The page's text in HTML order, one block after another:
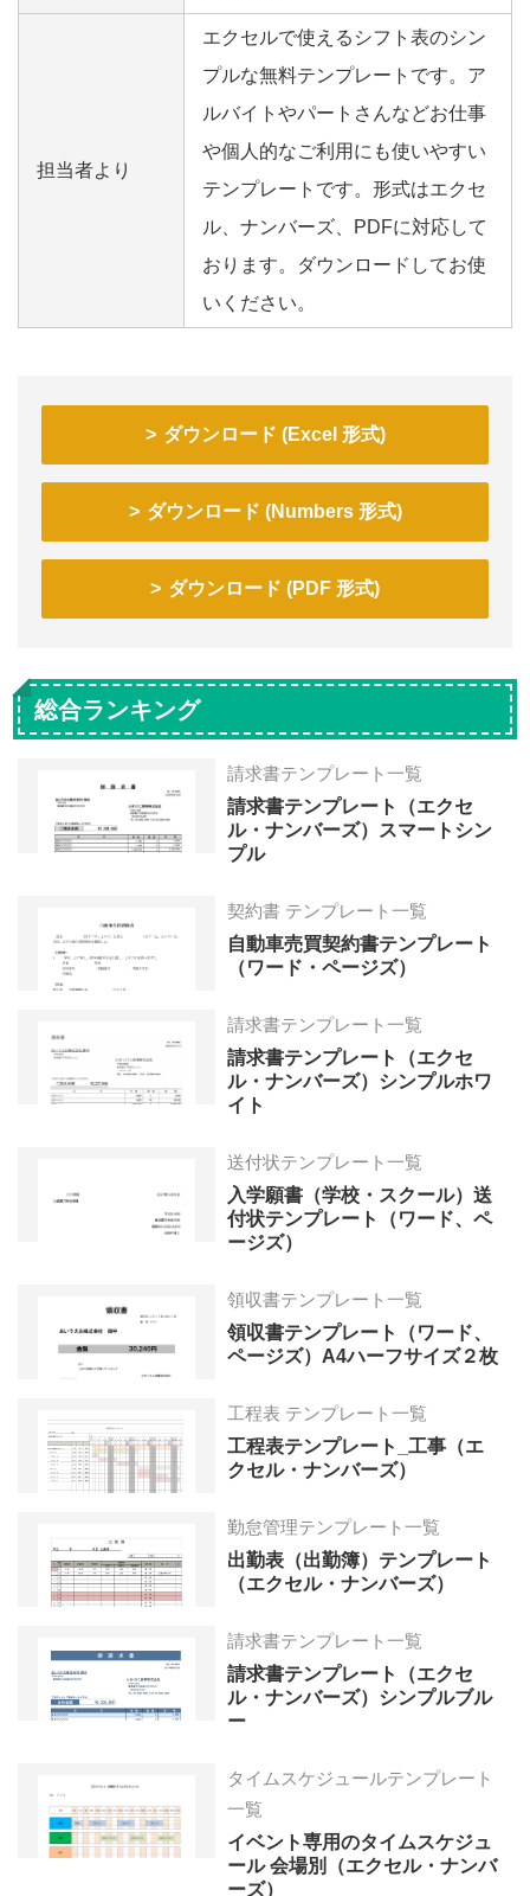
担当者より
エクセルで使えるシフト表のシン
プルな無料テンプレートです。ア
ルバイトやパートさんなどお仕事
や個人的なご利用にも使いやすい
テンプレートです。形式はエクセ
ル、ナンバーズ、PDFに対応して
おります。ダウンロードしてお使
いください。
ダウンロード (Excel 形式)
ダウンロード (Numbers 形式)
ダウンロード (PDF 形式)
総合ランキング
請求書テンプレート一覧
請求書テンプレート（エクセ
ル・ナンバーズ）スマートシン
プル
契約書 テンプレート一覧
自動車売買契約書テンプレート
（ワード・ページズ）
請求書テンプレート一覧
請求書テンプレート（エクセ
ル・ナンバーズ）シンプルホワ
イト
送付状テンプレート一覧
入学願書（学校・スクール）送
付状テンプレート（ワード、ペ
ージズ）
領収書テンプレート一覧
領収書テンプレート（ワード、
ページズ）A4ハーフサイズ２枚
工程表 テンプレート一覧
工程表テンプレート_工事（エ
クセル・ナンバーズ）
勤怠管理テンプレート一覧
出勤表（出勤簿）テンプレート
（エクセル・ナンバーズ）
請求書テンプレート一覧
請求書テンプレート（エクセ
ル・ナンバーズ）シンプルブル
ー
タイムスケジュールテンプレート
一覧
イベント専用のタイムスケジュ
ール 会場別（エクセル・ナンバ
ーズ）